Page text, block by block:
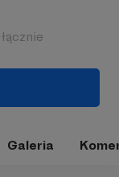
łącznie
Galeria